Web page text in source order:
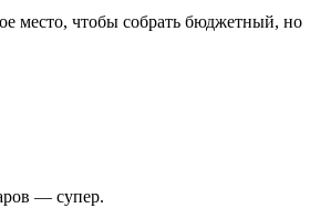
место, чтобы собрать бюджетный, но
— супер.